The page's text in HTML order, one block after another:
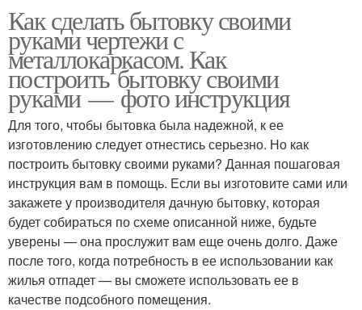
Как сделать бытовку своими
руками чертежи с
металлокаркасом. Как
построить бытовку своими
руками — фото инструкция
Для того, чтобы бытовка была надежной, к ее
изготовлению следует отнестись серьезно. Но как
построить бытовку своими руками? Данная пошаговая
инструкция вам в помощь. Если вы изготовите сами или
закажете у производителя дачную бытовку, которая
будет собираться по схеме описанной ниже, будьте
уверены — она прослужит вам еще очень долго. Даже
после того, когда потребность в ее использовании как
жилья отпадет — вы сможете использовать ее в
качестве подсобного помещения.